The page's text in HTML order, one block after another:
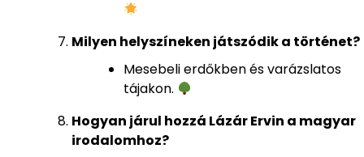
Milyen helyszíneken játszódik a történet?
Mesebeli erdőkben és varázslatos
tájakon.
Hogyan járul hozzá Lázár Ervin a magyar
irodalomhoz?